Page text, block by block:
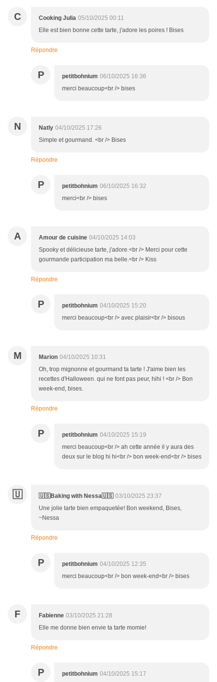
C Cooking Julia 05/10/2025 00:11
Elle est bien bonne cette tarte, j'adore les poires ! Bises
Répondre
P petitbohnium 06/10/2025 16:36
merci beaucoup<br /> bises
N Natly 04/10/2025 17:26
Simple et gourmand. <br /> Bises
Répondre
P petitbohnium 06/10/2025 16:32
merci<br /> bises
A Amour de cuisine 04/10/2025 14:03
Spooky et délicieuse tarte, j'adore.<br /> Merci pour cette
gourmande participation ma belle.<br /> Kiss
Répondre
P petitbohnium 04/10/2025 15:20
merci beaucoup<br /> avec plaisir<br /> bisous
M Marion 04/10/2025 10:31
Oh, trop mignonne et gourmand ta tarte ! J'aime bien les
recettes d'Halloween. qui ne font pas peur, hihi ! <br /> Bon
week-end, bises.
Répondre
P petitbohnium 04/10/2025 15:19
merci beaucoup<br /> ah cette année il y aura des
deux sur le blog hi hi<br /> bon week-end<br /> bises
🇺 🇺🇸Baking with Nessa🇺🇸 03/10/2025 23:37
Une jolie tarte bien empaquetée! Bon weekend, Bises,
~Nessa
Répondre
P petitbohnium 04/10/2025 12:35
merci beaucoup<br /> bon week-end<br /> bises
F Fabienne 03/10/2025 21:28
Elle me donne bien envie ta tarte momie!
Répondre
P petitbohnium 04/10/2025 15:17